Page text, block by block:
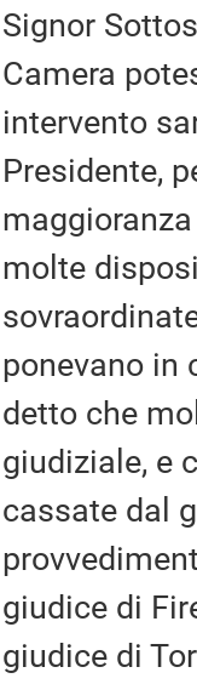
Signor
Camera
intervento
Presidente,
molte
ponevano in
detto che
giudiziale, e
cassate dal
giudice di
giudice di